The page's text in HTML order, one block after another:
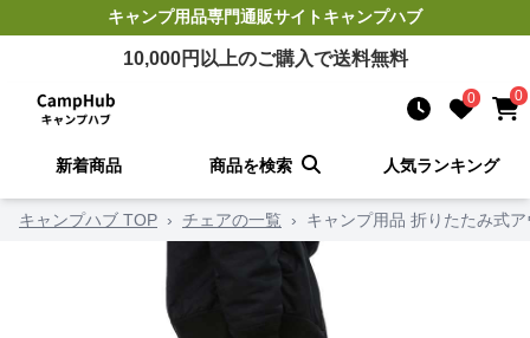
キャンプ用品専門通販サイトキャンプハブ
10,000円以上のご購入で送料無料
0 0
新着商品 商品を検索 人気ランキング
キャンプハブ TOP › チェアの一覧 › キャンプ用品 折りたたみ式